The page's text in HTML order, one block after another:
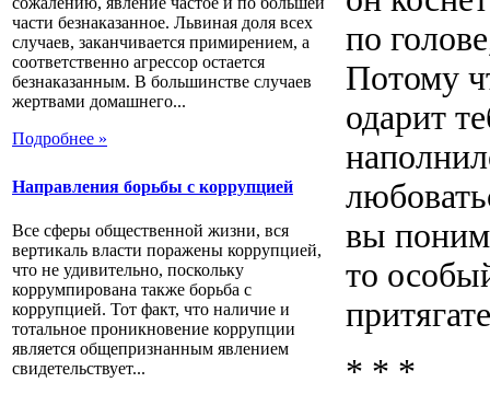
части безнаказанное. Львиная доля всех
случаев, заканчивается примирением, а
соответственно агрессор остается
безнаказанным. В большинстве случаев
жертвами домашнего...
Подробнее »
Направления борьбы с коррупцией
Все сферы общественной жизни, вся
вертикаль власти поражены коррупцией,
что не удивительно, поскольку
коррумпирована также борьба с
коррупцией. Тот факт, что наличие и
тотальное проникновение коррупции
является общепризнанным явлением
свидетельствует...
по
Потому
одарит
вы
то
* * *